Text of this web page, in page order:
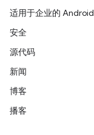
适用于企业的 Android
安全
源代码
新闻
博客
播客